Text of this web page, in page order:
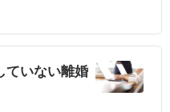
ていない離婚